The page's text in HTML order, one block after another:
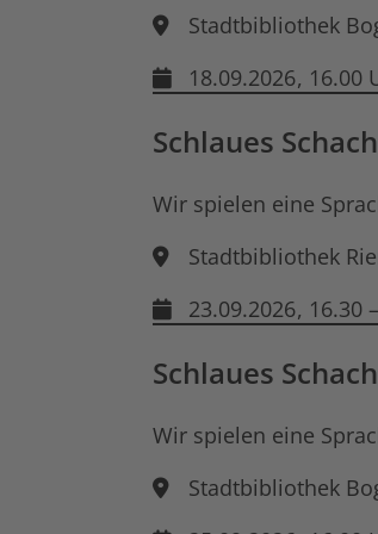
Stadtbibliothek
18.09.2026, 16.00
Schlaues Schach
Wir spielen eine
Stadtbibliothek
23.09.2026, 16.30
Schlaues Schach
Wir spielen eine
Stadtbibliothek